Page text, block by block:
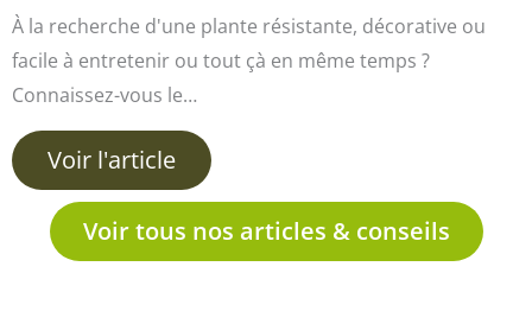
À la recherche d'une plante résistante, décorative ou
facile à entretenir ou tout çà en même temps ?
Connaissez-vous le…
Voir l'article
Voir tous nos articles & conseils